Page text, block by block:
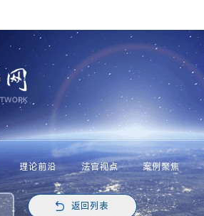
理论前沿 法官视点 案例聚焦
返回列表